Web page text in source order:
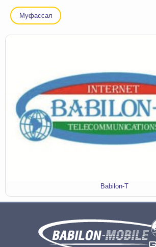
Муфассал
Babilon-T